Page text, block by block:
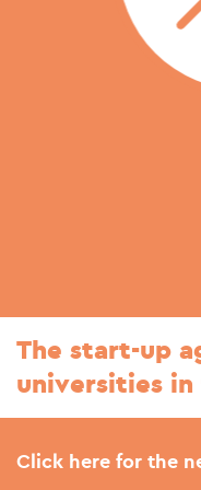
The start-up
universities
Click here for the